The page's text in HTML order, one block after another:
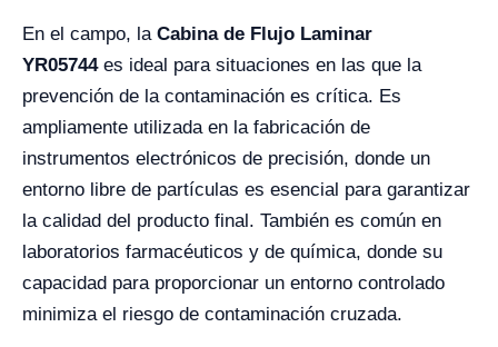
En el campo, la Cabina de Flujo Laminar
YR05744es ideal para situaciones en las que la
prevención de la contaminación es crítica. Es
ampliamente utilizada en la fabricación de
instrumentos electrónicos de precisión, donde un
entorno libre de partículas es esencial para garantizar
la calidad del producto final. También es común en
laboratorios farmacéuticos y de química, donde su
capacidad para proporcionar un entorno controlado
minimiza el riesgo de contaminación cruzada.